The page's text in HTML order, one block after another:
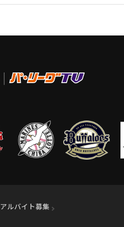
アルバイト募集 （別ウィンドウで開く